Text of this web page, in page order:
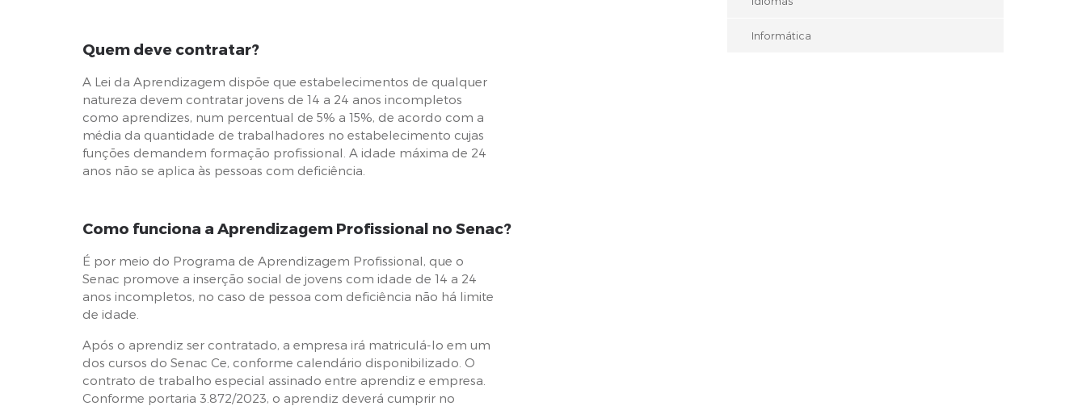
Quem deve contratar?
A Lei da Aprendizagem dispõe que estabelecimentos de qualquer
natureza devem contratar jovens de 14 a 24 anos incompletos
como aprendizes, num percentual de 5% a 15%, de acordo com a
média da quantidade de trabalhadores no estabelecimento cujas
funções demandem formação profissional. A idade máxima de 24
anos não se aplica às pessoas com deficiência.
Como funciona a Aprendizagem Profissional no Senac?
É por meio do Programa de Aprendizagem Profissional, que o
Senac promove a inserção social de jovens com idade de 14 a 24
anos incompletos, no caso de pessoa com deficiência não há limite
de idade.
Após o aprendiz ser contratado, a empresa irá matriculá-lo em um
dos cursos do Senac Ce, conforme calendário disponibilizado. O
contrato de trabalho especial assinado entre aprendiz e empresa.
Conforme portaria 3.872/2023, o aprendiz deverá cumprir no
Informática